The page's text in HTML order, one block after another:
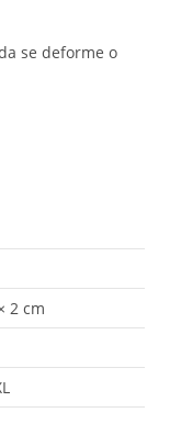
se deforme o
2 cm